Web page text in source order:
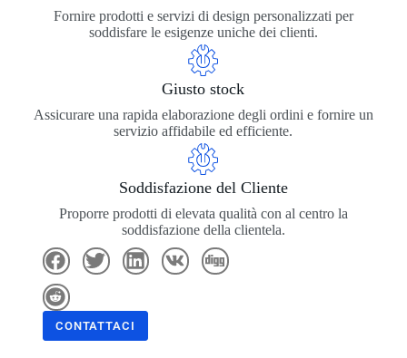
Fornire prodotti e servizi di design personalizzati per
soddisfare le esigenze uniche dei clienti.
Giusto stock
Assicurare una rapida elaborazione degli ordini e fornire un
servizio affidabile ed efficiente.
Soddisfazione del Cliente
Proporre prodotti di elevata qualità con al centro la
soddisfazione della clientela.
CONTATTACI